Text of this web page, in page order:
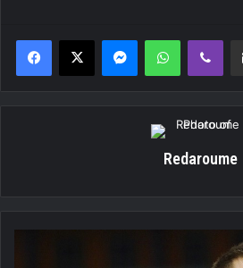
MessengerWhatsApp
Redaroume